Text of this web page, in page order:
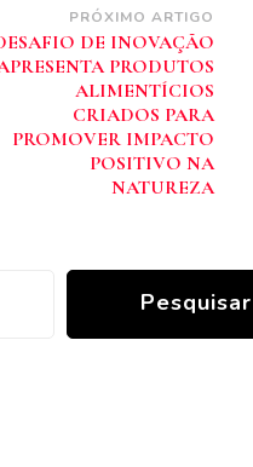
PRÓXIMO ARTIGO
DE INOVAÇÃO
PRODUTOS
ALIMENTÍCIOS
CRIADOS PARA
PROMOVER IMPACTO
POSITIVO NA
NATUREZA
Pesquisar